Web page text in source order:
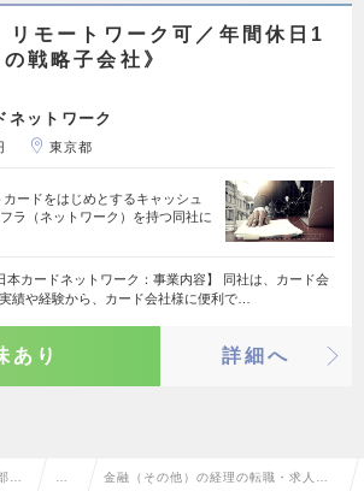
リモートワーク可／年間休日1
戦略子会社》
ネットワーク
東京都
カードをはじめとするキャッシュ
ラ（ネットワーク）を持つ同社に
本カードネットワーク：事業内容】 同社は、カード会
績や経験から、カード会社様に便利で…
あり 詳細へ
門 経 金融（その他）の経理の転職・求人情